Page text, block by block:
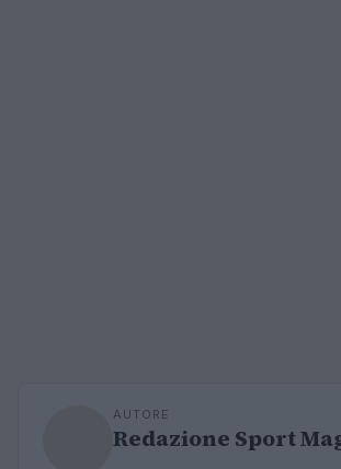
AUTORE
Redazione Sport